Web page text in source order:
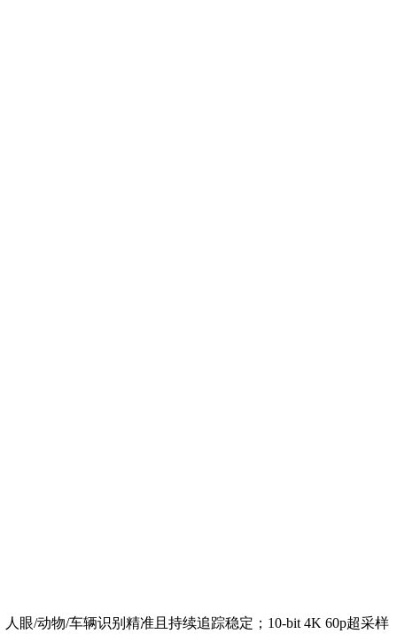
眼/动物/车辆识别精准且持续追踪稳定；10-bit 4K 60p超采样